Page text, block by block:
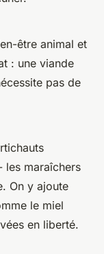
être animal et
: une viande
pas de
les maraîchers
On y ajoute
le miel
en liberté.